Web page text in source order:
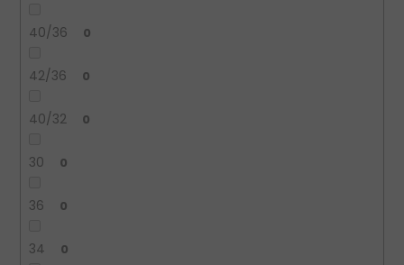
40/36 0
42/36 0
40/32 0
30 0
36 0
34 0